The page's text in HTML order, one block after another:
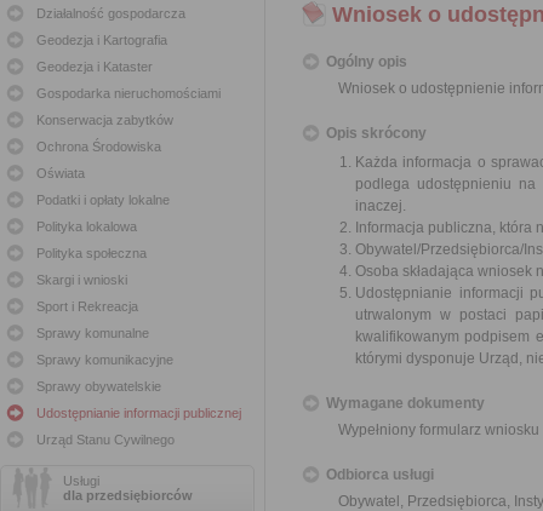
Działalność gospodarcza
Geodezja i Kartografia
Geodezja i Kataster
Gospodarka nieruchomościami
Konserwacja zabytków
Ochrona Środowiska
Oświata
Podatki i opłaty lokalne
Polityka lokalowa
Polityka społeczna
Skargi i wnioski
Sport i Rekreacja
Sprawy komunalne
Sprawy komunikacyjne
Sprawy obywatelskie
Udostępnianie informacji publicznej
Urząd Stanu Cywilnego
Usługi
dla przedsiębiorców
Wniosek o
Ogólny opis
Wniosek o udostępnienie
Opis skrócony
Każda informacja o
podlega udostępnieniu
inaczej.
Informacja publiczna, która
Obywatel/Przedsiębiorca/
Osoba składająca wniosek
Udostępnianie informacji
utrwalonym w postaci
kwalifikowanym podpisem
którymi dysponuje Urząd,
Wymagane dokumenty
Wypełniony formularz
Odbiorca usługi
Obywatel, Przedsiębiorca,